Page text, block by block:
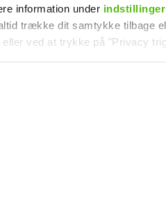
information under indstillinger
trække dit samtykke tilbage
ved at trykke på "Privacy
cookies fra tredjeparter til at
dine præferencer samt til brug